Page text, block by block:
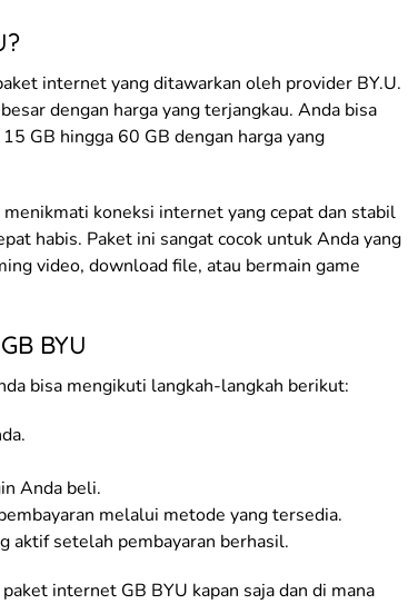
internet yang ditawarkan oleh provider BY.U.
dengan harga yang terjangkau. Anda bisa
GB hingga 60 GB dengan harga yang
koneksi internet yang cepat dan stabil
habis. Paket ini sangat cocok untuk Anda yang
video, download file, atau bermain game
BYU
bisa mengikuti langkah-langkah berikut:
Anda beli.
melalui metode yang tersedia.
aktif setelah pembayaran berhasil.
internet GB BYU kapan saja dan di mana